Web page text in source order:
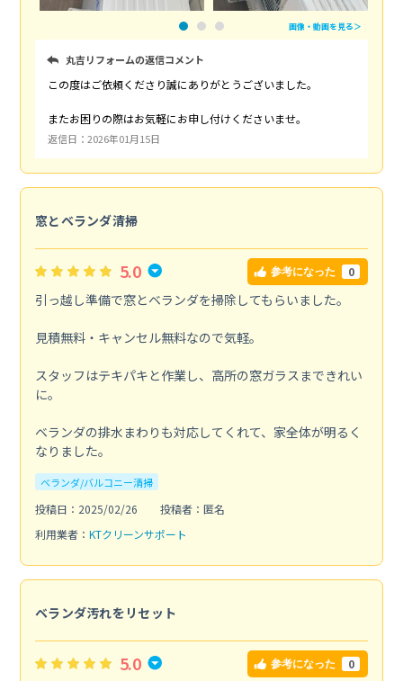
画像・動画を見る＞
丸吉リフォームの返信コメント
この度はご依頼くださり誠にありがとうございました。
またお困りの際はお気軽にお申し付けくださいませ。
返信日：2026年01月15日
窓とベランダ清掃
5.0 参考になった 0
引っ越し準備で窓とベランダを掃除してもらいました。
見積無料・キャンセル無料なので気軽。
スタッフはテキパキと作業し、高所の窓ガラスまできれい
に。
ベランダの排水まわりも対応してくれて、家全体が明るく
なりました。
ベランダ/バルコニー清掃
投稿日：2025/02/26
投稿者：匿名
利用業者： KTクリーンサポート
ベランダ汚れをリセット
5.0 参考になった 0